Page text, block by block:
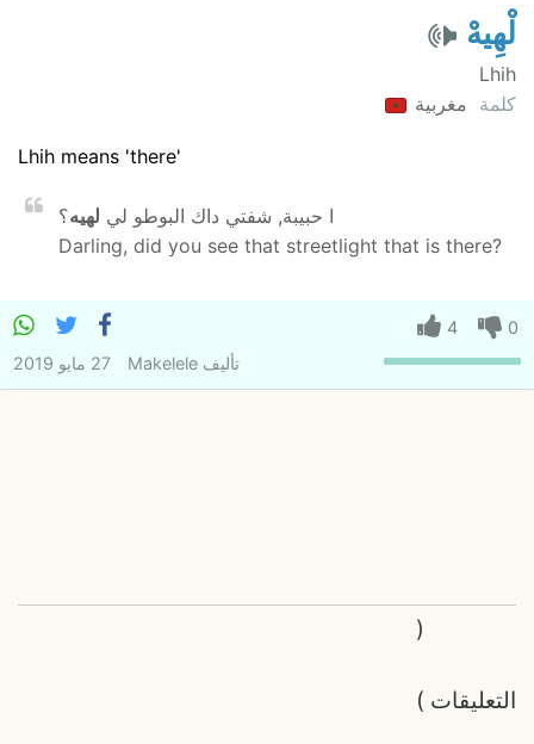
لْهِيهْ
Lhih
كلمة مغربية
Lhih means 'there'
ا حبيبة, شفتي داك البوطو لي لهيه؟
Darling, did you see that streetlight that is there?
0
4
تأليفMakelele 27 مايو 2019
التعليقات
(
)